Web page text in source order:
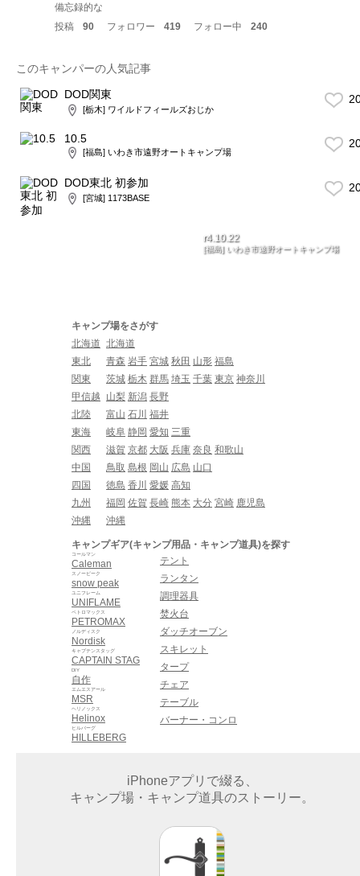
備忘録的な
投稿
90 フォロワー 419 フォロー中 240
このキャンパーの人気記事
DOD関東
[栃木] ワイルドフィールズおじか
10.5
[福島] いわき市遠野オートキャンプ場
DOD東北 初参加
[宮城] 1173BASE
r4.10.22
[福島] いわき市遠野オートキャンプ場
キャンプ場をさがす
北海道 北海道
東北
青森 岩手 宮城 秋田 山形 福島
関東
茨城 栃木 群馬 埼玉 千葉 東京 神奈川
甲信越
山梨 新潟 長野
北陸
富山 石川 福井
東海
岐阜 静岡 愛知 三重
関西
滋賀 京都 大阪 兵庫 奈良 和歌山
中国
鳥取 島根 岡山 広島 山口
四国
徳島 香川 愛媛 高知
九州
福岡 佐賀 長崎 熊本 大分 宮崎 鹿児島
沖縄
沖縄
キャンプギア(キャンプ用品・キャンプ道具)を探す
Caleman
コールマン
snow peak
スノーピーク
UNIFLAME
ユニフレーム
PETROMAX
ペトロマックス
Nordisk
ノルディスク
CAPTAIN STAG
キャプテンスタッグ
自作
DIY
MSR
エムエスアール
Helinox
ヘリノックス
HILLEBERG
ヒルバーグ
テント
ランタン
調理器具
焚火台
ダッチオーブン
スキレット
タープ
チェア
テーブル
バーナー・コンロ
iPhoneアプリで綴る、
キャンプ場・キャンプ道具のストーリー。